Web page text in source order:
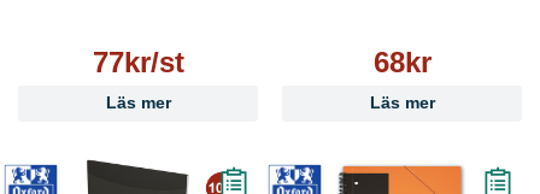
77kr/st
Läs mer
68kr
Läs mer